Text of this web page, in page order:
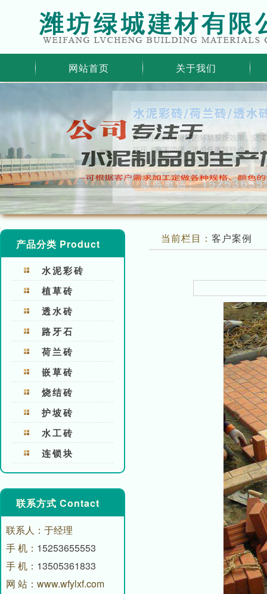
网站首页 关于我们
产品分类 Product
水泥彩砖
植草砖
透水砖
路牙石
荷兰砖
嵌草砖
烧结砖
护坡砖
水工砖
连锁块
联系方式 Contact
联系人：于经理
手 机： 15253655553
手 机： 13505361833
网 站：www.wfylxf.com
当前栏目： 客户案例